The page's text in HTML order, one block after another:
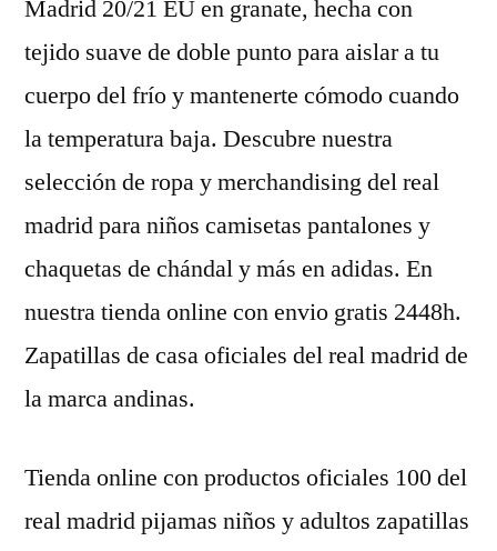
Madrid 20/21 EU en granate, hecha con
tejido suave de doble punto para aislar a tu
cuerpo del frío y mantenerte cómodo cuando
la temperatura baja. Descubre nuestra
selección de ropa y merchandising del real
madrid para niños camisetas pantalones y
chaquetas de chándal y más en adidas. En
nuestra tienda online con envio gratis 2448h.
Zapatillas de casa oficiales del real madrid de
la marca andinas.
Tienda online con productos oficiales 100 del
real madrid pijamas niños y adultos zapatillas